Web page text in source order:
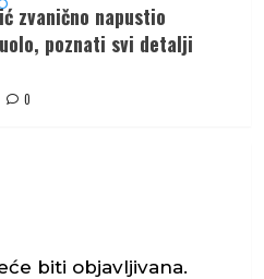
zvanično napustio
poznati svi detalji
0
biti objavljivana.